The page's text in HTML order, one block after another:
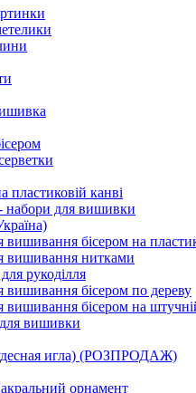
канві
набори для вишивки
бісером на
вишивання нитками
рукоділля
вишивання бісером по дереву
вишивання бісером на
вишивки
игла) (РОЗПРОДАЖ)
орнамент